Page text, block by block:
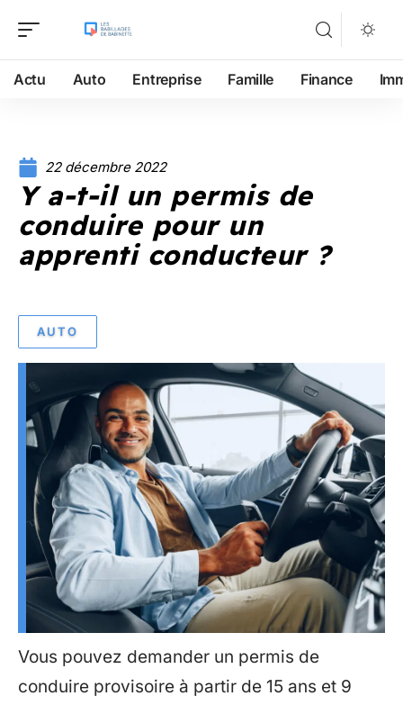
Actu Auto Entreprise Famille Finance
22 décembre 2022
Y a-t-il un permis de
conduire pour un
apprenti conducteur ?
AUTO
Vous pouvez demander un permis de
conduire provisoire à partir de 15 ans et 9